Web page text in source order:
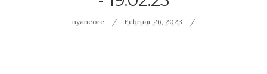
nyancore Februar 26, 2023